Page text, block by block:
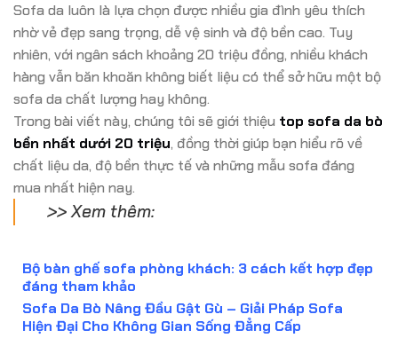
Sofa da luôn là lựa chọn được nhiều gia đình yêu thích
nhờ vẻ đẹp sang trọng, dễ vệ sinh và độ bền cao. Tuy
nhiên, với ngân sách khoảng 20 triệu đồng, nhiều khách
hàng vẫn băn khoăn không biết liệu có thể sở hữu một bộ
sofa da chất lượng hay không.
Trong bài viết này, chúng tôi sẽ giới thiệu top sofa da bò
bền nhất dưới 20 triệu, đồng thời giúp bạn hiểu rõ về
chất liệu da, độ bền thực tế và những mẫu sofa đáng
mua nhất hiện nay.
>> Xem thêm:
Bộ bàn ghế sofa phòng khách: 3 cách kết hợp đẹp
đáng tham khảo
Sofa Da Bò Nâng Đầu Gật Gù – Giải Pháp Sofa
Hiện Đại Cho Không Gian Sống Đẳng Cấp